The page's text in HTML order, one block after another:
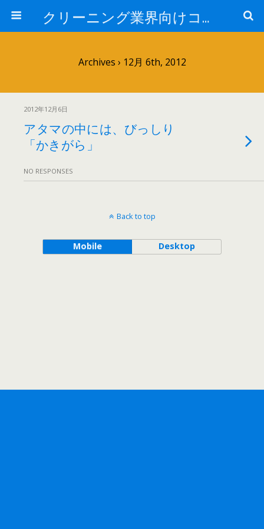
クリーニング業界向けコンサルタントブログ:日本売上アップ研究所-中西正人
Archives › 12月 6th, 2012
2012年12月6日
アタマの中には、びっしり
「かきがら」
NO RESPONSES
Back to top
Mobile Desktop